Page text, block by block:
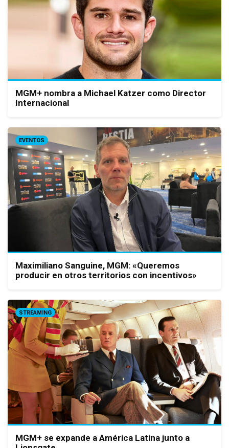
MGM+ nombra a Michael Katzer como Director
Internacional
EVENTOS
Maximiliano Sanguine, MGM: «Queremos
producir en otros territorios con incentivos»
STREAMING
MGM+ se expande a América Latina junto a